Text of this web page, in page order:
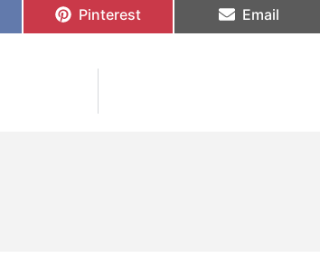
Pinterest Email